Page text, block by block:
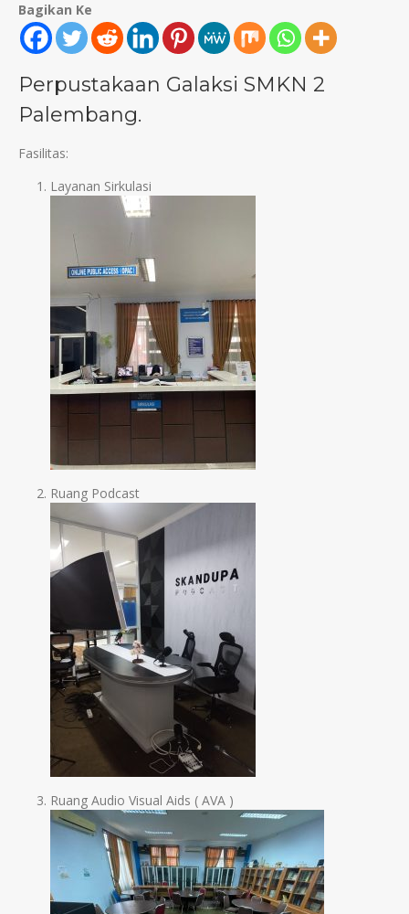
Bagikan Ke
Perpustakaan Galaksi SMKN 2
Palembang.
Fasilitas:
Layanan Sirkulasi
Ruang Podcast
Ruang Audio Visual Aids ( AVA )